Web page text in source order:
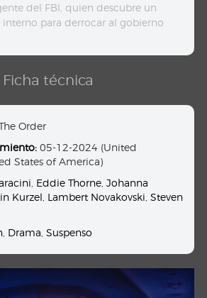
del FBI, quien descubre un
para derrocar al gobierno
Ficha técnica
Order
05-12-2024 (United
States of America)
, Eddie Thorne,Johanna
Kurzel, Lambert Novakovski,Steven
, Drama,Suspenso